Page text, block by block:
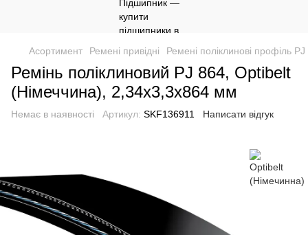
Асортимент Ремені привідні Ремені поліклинові профіль PJ
Ремінь поліклиновий PJ 864, Optibelt
(Німеччина), 2,34х3,3х864 мм
Немає в наявності Артикул: SKF136911 Написати відгук